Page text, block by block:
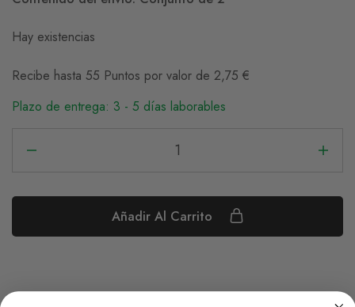
Hay existencias
Recibe hasta 55 Puntos por valor de 2,75 €
Plazo de entrega: 3 - 5 días laborables
Añadir Al Carrito